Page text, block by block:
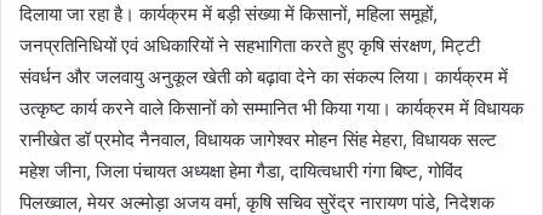
दिलाया जा रहा है। कार्यक्रम में बड़ी संख्या में किसानों, महिला समूहों,
जनप्रतिनिधियों एवं अधिकारियों ने सहभागिता करते हुए कृषि संरक्षण, मिट्टी
संवर्धन और जलवायु अनुकूल खेती को बढ़ावा देने का संकल्प लिया। कार्यक्रम में
उत्कृष्ट कार्य करने वाले किसानों को सम्मानित भी किया गया। कार्यक्रम में विधायक
रानीखेत डॉ प्रमोद नैनवाल, विधायक जागेश्वर मोहन सिंह मेहरा, विधायक सल्ट
महेश जीना, जिला पंचायत अध्यक्षा हेमा गैडा, दायित्वधारी गंगा बिष्ट, गोविंद
पिलख्वाल, मेयर अल्मोड़ा अजय वर्मा, कृषि सचिव सुरेंद्र नारायण पांडे, निदेशक